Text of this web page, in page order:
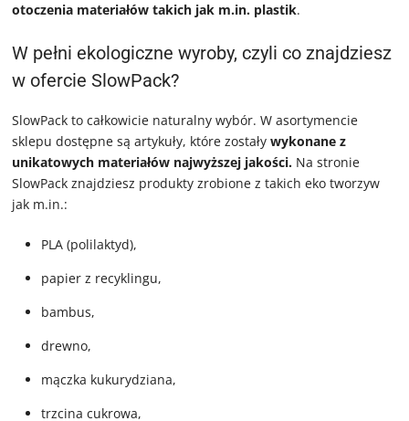
otoczenia materiałów takich jak m.in. plastik.
W pełni ekologiczne wyroby, czyli co znajdziesz
w ofercie SlowPack?
SlowPack to całkowicie naturalny wybór. W asortymencie
sklepu dostępne są artykuły, które zostaływykonane z
unikatowych materiałów najwyższej jakości. Na stronie
SlowPack znajdziesz produkty zrobione z takich eko tworzyw
jak m.in.:
PLA (polilaktyd),
papier z recyklingu,
bambus,
drewno,
mączka kukurydziana,
trzcina cukrowa,